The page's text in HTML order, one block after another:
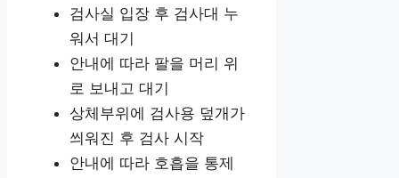
검사실 입장 후 검사대 누
워서 대기
안내에 따라 팔을 머리 위
로 보내고 대기
상체부위에 검사용 덮개가
씌워진 후 검사 시작
안내에 따라 호흡을 통제